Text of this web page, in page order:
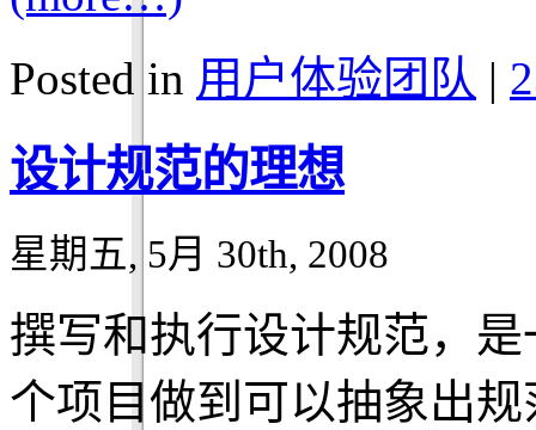
Posted in 用户体验团队 |
设计规范的理想
星期五, 5月 30th, 2008
撰写和执行设计规范，
个项目做到可以抽象出